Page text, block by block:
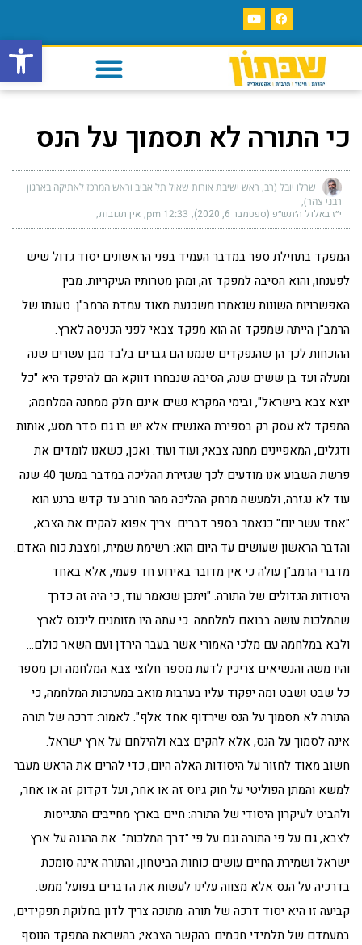
פתח
כי התורה לא תסמוך על הנס
שרלו יובל (רב, ראש ישיבת אורות שאול תל אביב וראש המרכז לאתיקה בארגון
רבני צהר)
י״ז באלול ה׳תש״פ (ספטמבר 6, 2020) 12:33 pm אין תגובות
המפקד בתחילת ספר במדבר העמיד בפני הראשונים יסוד גדול שיש
לפענחו, והוא הסיבה למפקד זה, ומהן מטרותיו העיקריות. מבין
האפשרויות השונות שנאמרו משכנעת מאוד עמדת הרמב"ן. טענתו של
הרמב"ן הייתה שמפקד זה הוא מפקד צבאי לפני הכניסה לארץ.
ההוכחות לכך הן שהנפקדים שנמנו הם גברים בלבד מבן עשרים שנה
ומעלה ועד בן ששים שנה; הסיבה שנבחרו דווקא הם להיפקד היא "כל
יוצא צבא בישראל", ובימי המקרא נשים אינם חלק ממחנה המלחמה;
המפקד לא עסק רק בספירת האנשים אלא יש בו גם סדר מסע, אותות
ודגלים, המאפיינים מחנה צבאי; ועוד ועוד. ואכן, כשאנו לומדים את
פרשת השבוע אנו מודעים לכך שגזירת ההליכה במדבר במשך 40 שנה
עוד לא נגזרה, ולמעשה מרחק ההליכה מהר חורב עד קדש ברנע הוא
"אחד עשר יום" כנאמר בספר דברים. צריך אפוא להקים את הצבא,
והדבר הראשון שעושים עד היום הוא: רשימת שמית, ומצבת כוח האדם.
מדברי הרמב"ן עולה כי אין מדובר באירוע חד פעמי, אלא באחד
היסודות הגדולים של התורה: "ויתכן שנאמר עוד, כי היה זה כדרך
שהמלכות עושה בבואם למלחמה. כי עתה היו מזומנים ליכנס לארץ
ולבא במלחמה עם מלכי האמורי אשר בעבר הירדן ועם השאר כולם…
והיו משה והנשיאים צריכין לדעת מספר חלוצי צבא המלחמה וכן מספר
כל שבט ושבט ומה יפקוד עליו בערבות מואב במערכות המלחמה, כי
התורה לא תסמוך על הנס שירדוף אחד אלף". לאמור: דרכה של תורה
אינה לסמוך על הנס, אלא להקים צבא ולהילחם על ארץ ישראל.
חשוב מאוד לחזור על היסודות האלה היום, כדי להרים את הראש מעבר
למשא והמתן הפוליטי על חוק גיוס זה או אחר, ועל דקדוק זה או אחר,
ולהביט לעיקרון היסודי של התורה: חיים בארץ מחייבים התגייסות
לצבא, גם על פי התורה וגם על פי "דרך המלכות". את ההגנה על ארץ
ישראל ושמירת החיים עושים כוחות הביטחון, והתורה אינה סומכת
בדרכיה על הנס אלא מצווה עלינו לעשות את הדברים בפועל ממש.
קביעה זו היא יסוד דרכה של תורה. מתוכה צריך לדון בחלוקת תפקידים;
במעמדם של תלמידי חכמים בהקשר הצבאי; בהשראת המפקד הנוסף